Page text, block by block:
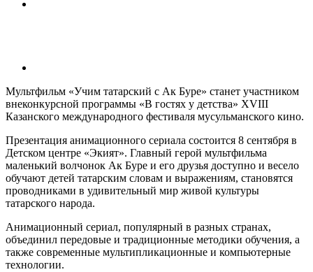
Мультфильм «Учим татарский с Ак Буре» станет участником
внеконкурсной программы «В гостях у детства» XVIII
Казанского международного фестиваля мусульманского кино.
Презентация анимационного сериала состоится 8 сентября в
Детском центре «Экият». Главный герой мультфильма
маленький волчонок Ак Буре и его друзья доступно и весело
обучают детей татарским словам и выражениям, становятся
проводниками в удивительный мир живой культуры
татарского народа.
Анимационный сериал, популярный в разных странах,
объединил передовые и традиционные методики обучения, а
также современные мультипликационные и компьютерные
технологии.